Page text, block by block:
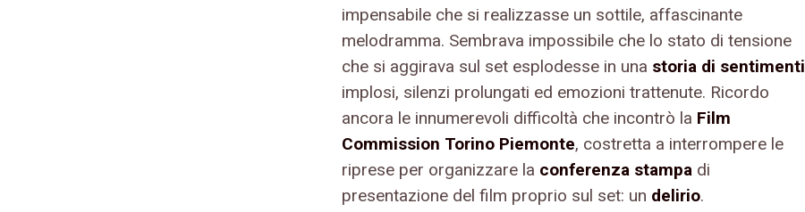
impensabile che si realizzasse un sottile, affascinante
melodramma. Sembrava impossibile che lo stato di tensione
che si aggirava sul set esplodesse in una storia di sentimenti
implosi, silenzi prolungati ed emozioni trattenute. Ricordo
ancora le innumerevoli difficoltà che incontrò la Film
Commission Torino Piemonte, costretta a interrompere le
riprese per organizzare la conferenza stampa di
presentazione del film proprio sul set: un delirio.